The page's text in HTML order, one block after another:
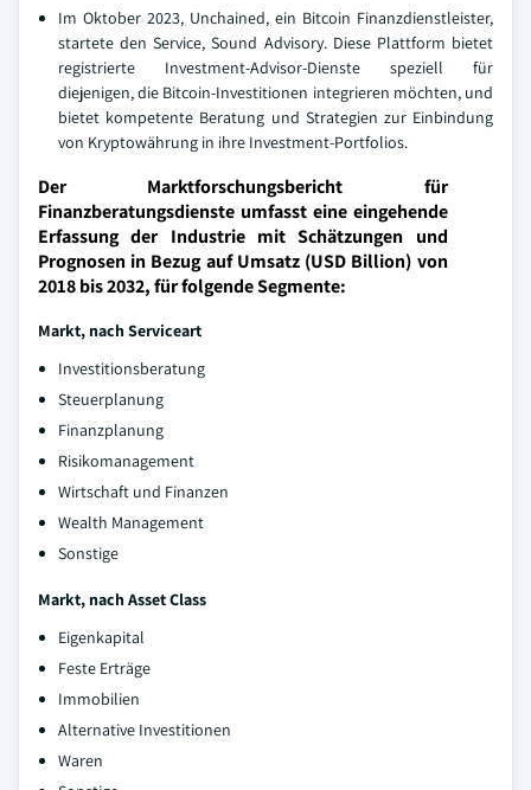
Im Oktober 2023, Unchained, ein Bitcoin Finanzdienstleister,
startete den Service, Sound Advisory. Diese Plattform bietet
registrierte Investment-Advisor-Dienste speziell für
diejenigen, die Bitcoin-Investitionen integrieren möchten, und
bietet kompetente Beratung und Strategien zur Einbindung
von Kryptowährung in ihre Investment-Portfolios.
Der Marktforschungsbericht für
Finanzberatungsdienste umfasst eine eingehende
Erfassung der Industrie mit Schätzungen und
Prognosen in Bezug auf Umsatz (USD Billion) von
2018 bis 2032, für folgende Segmente:
Markt, nach Serviceart
Investitionsberatung
Steuerplanung
Finanzplanung
Risikomanagement
Wirtschaft und Finanzen
Wealth Management
Sonstige
Markt, nach Asset Class
Eigenkapital
Feste Erträge
Immobilien
Alternative Investitionen
Waren